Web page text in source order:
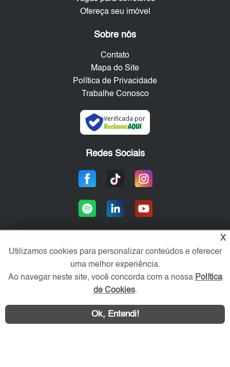
WhatsApp Contatar
Ofereça seu imóvel
Sobre nós
Contato
Mapa do Site
Política de Privacidade
Trabalhe Conosco
Verificada por
Redes Sociais
Área exclusiva aos anunciantes,
acesse sua conta:
X
Utilizamos cookies para personalizar conteúdos e oferecer
uma melhor experiência.
Ao navegar neste site, você concorda com a nossa Política
de Cookies.
Ok, Entendi!